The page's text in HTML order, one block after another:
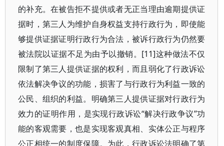
的补充。在被告拒不提供或者无正当理由逾期提供证
据时，第三人为维护自身权益支持行政行为，即使能
够提供证据证明行政行为合法，被诉行政行为仍然要
被法院以证据不足为由予以撤销。[11]这种做法不仅
限制了第三人提供证据的权利，而且弱化了行政诉讼
依法解决争议的功能，损害了与行政行为利益一致的
公民、组织的利益。明确第三人提供证据对行政行为
效力的证明作用，是实现行政诉讼“解决行政争议”功
能的客观需要，也是实现客观真相、实体公正与程序
公正相统一的制度保障。为此，行政诉讼法明确了第